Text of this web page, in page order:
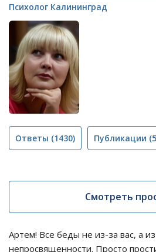
Психолог Калининград
Ответы (1430) Публикации
Смотреть
Артем! Все беды не из-за вас, а
непросвященности. Просто